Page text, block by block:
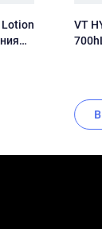
Lotion
VT